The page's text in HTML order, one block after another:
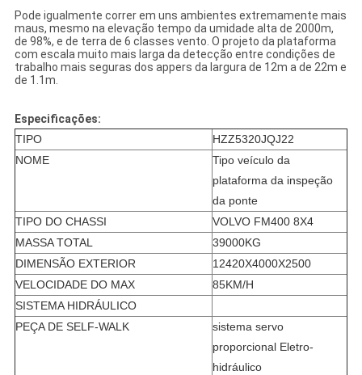
Pode igualmente correr em uns ambientes extremamente mais
maus, mesmo na elevação tempo da umidade alta de 2000m,
de 98%, e de terra de 6 classes vento. O projeto da plataforma
com escala muito mais larga da detecção entre condições de
trabalho mais seguras dos appers da largura de 12m a de 22m e
de 1.1m.
Especificações:
TIPO
HZZ5320JQJ22
NOME
Tipo veículo da
plataforma da inspeção
da ponte
TIPO DO CHASSI
VOLVO FM400 8X4
MASSA TOTAL
39000KG
DIMENSÃO EXTERIOR
12420X4000X2500
VELOCIDADE DO MAX
85KM/H
SISTEMA HIDRÁULICO
PEÇA DE SELF-WALK
sistema servo
proporcional Eletro-
hidráulico